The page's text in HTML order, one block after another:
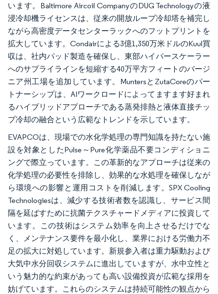
います。Baltimore Aircoil CompanyのDUG Technologyの液
浸冷却機ライセンスは、従来の開放ループ冷却塔を補完し
ながら高密度データセンターラックへのフットプリントを
拡大しています。Condairによる3億1,350万米ドルのKuul買
収は、社内パッド製造を確保し、東部ハイパースケーラー
へのサプライラインを短縮する40万平方フィートのバージ
ニア州工場を追加しています。MuntersとZutaCoreのパー
トナーシップは、AIワークロードによってますます好まれ
るハイブリッドアプローチである蒸発排熱と液体直接チッ
プ冷却の融合という広範なトレンドを示しています。
EVAPCOは、現場での水化学処理の専門知識を持たない施
設を対象としたPulse～Pure化学薬品不要コンディショニ
ングで際立っています。この革新的なアプローチは従来の
化学処理の必要性を排除し、効果的な水処理を確保しなが
ら環境への影響と運用コストを削減します。SPX Cooling
Technologiesは、減少する技術者数を認識し、サービス間
隔を延ばすために抗菌テクスチャードメディアに投資して
います。この技術はシステム効率を向上させるだけでな
く、メンテナンス要件を最小化し、業界における労働力不
足の拡大に対処しています。新規参入者は重力駆動および
大気中水分回収システムに進出していますが、水中立性と
いう魅力的な約束があっても高い設備投資が広範な採用を
妨げています。これらのシステムは持続可能性の観点から